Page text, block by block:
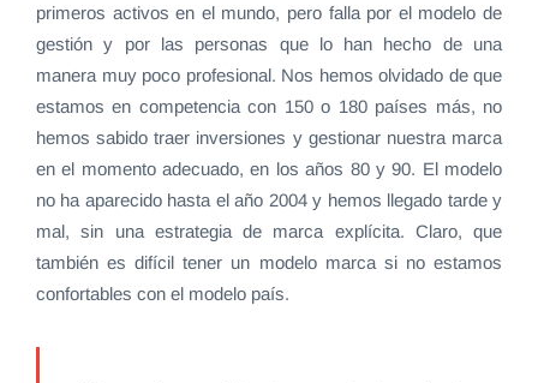
primeros activos en el mundo, pero falla por el modelo de
gestión y por las personas que lo han hecho de una
manera muy poco profesional. Nos hemos olvidado de que
estamos en competencia con 150 o 180 países más, no
hemos sabido traer inversiones y gestionar nuestra marca
en el momento adecuado, en los años 80 y 90. El modelo
no ha aparecido hasta el año 2004 y hemos llegado tarde y
mal, sin una estrategia de marca explícita. Claro, que
también es difícil tener un modelo marca si no estamos
confortables con el modelo país.